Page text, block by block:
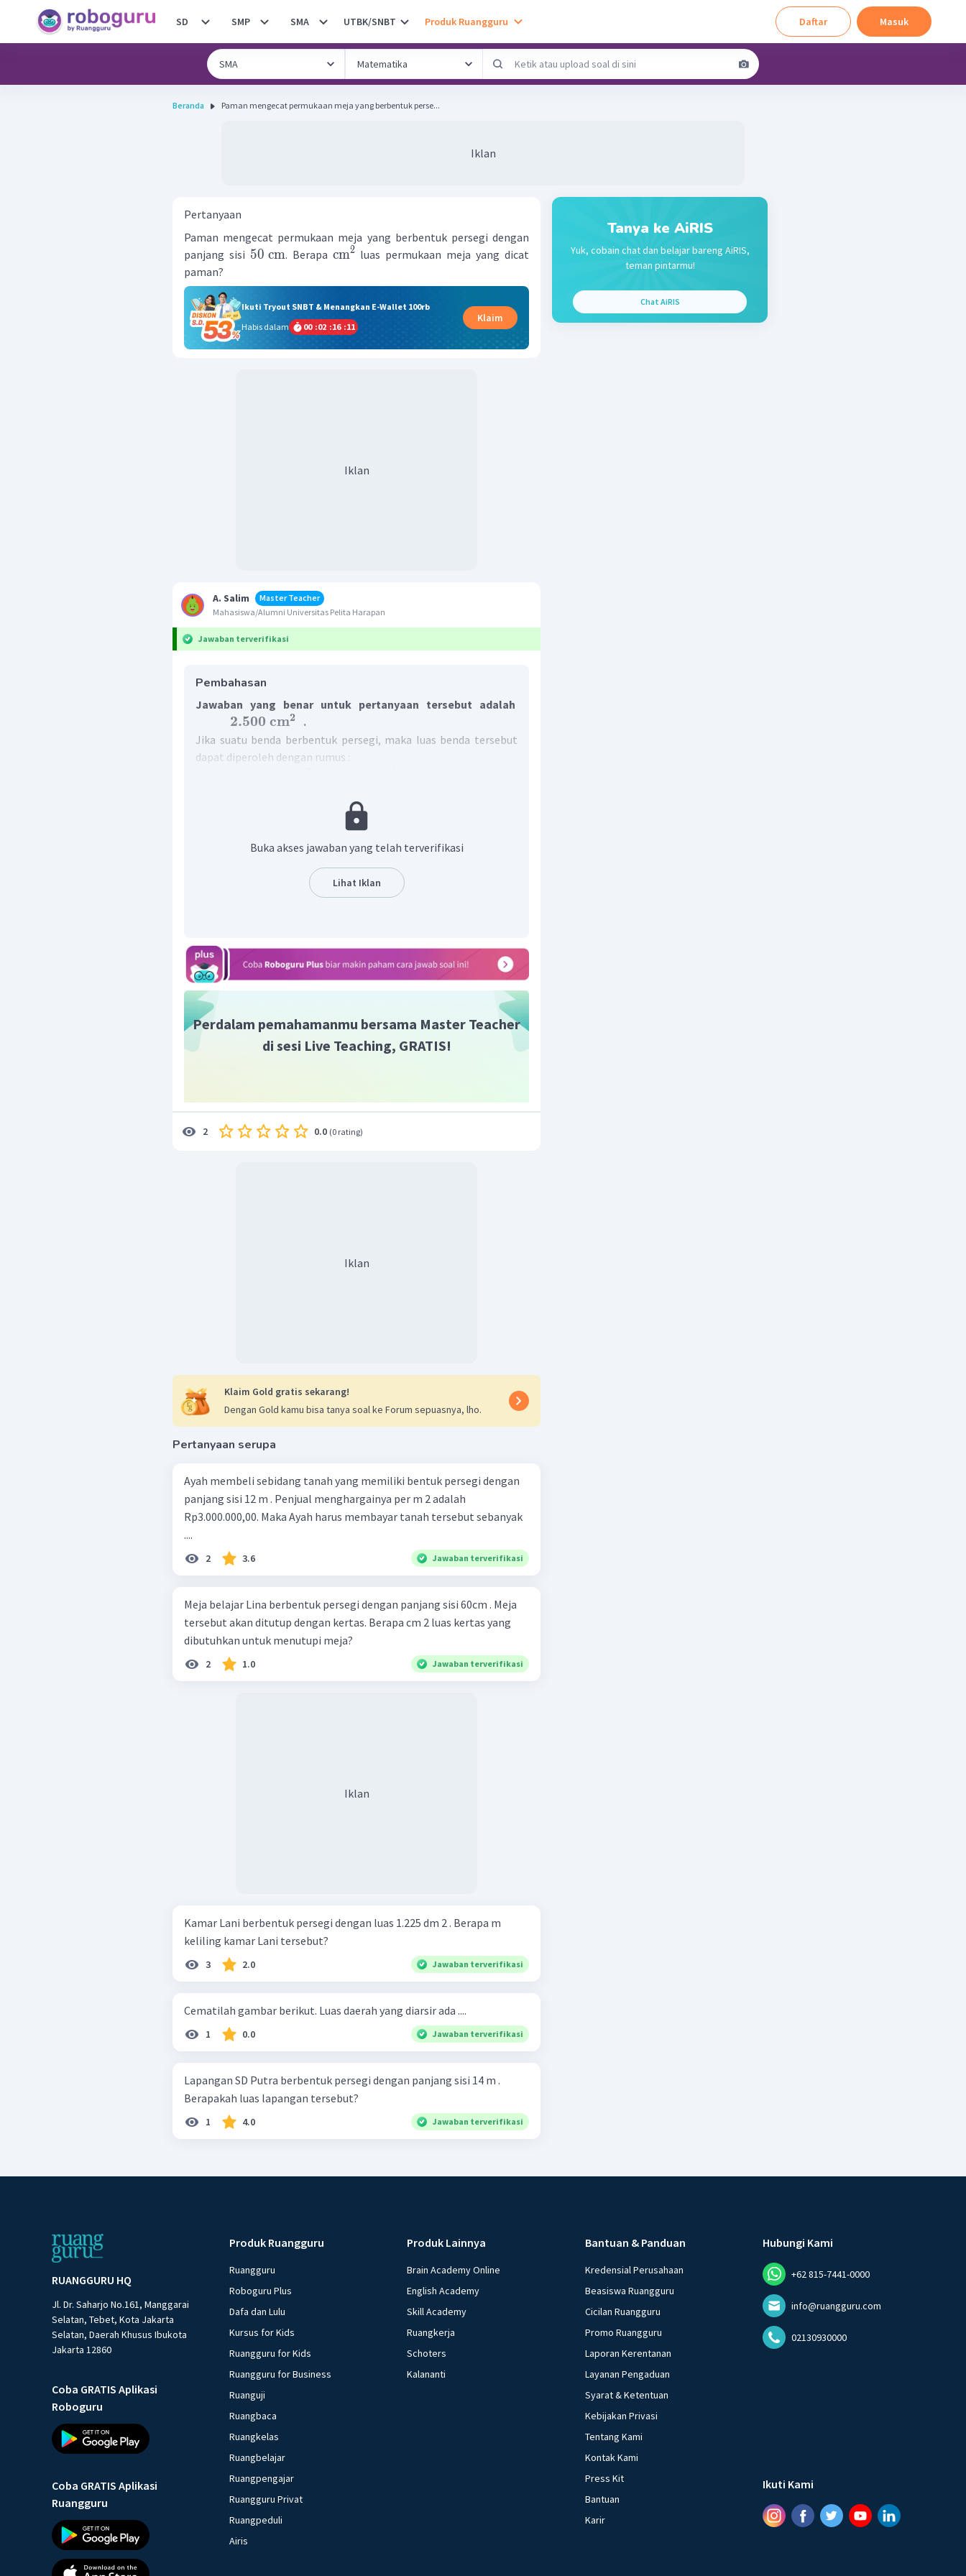
SD SMP SMA UTBK/SNBT Produk Ruangguru Daftar Masuk
Beranda Paman mengecat permukaan meja yang berbentuk perse...
Iklan
Pertanyaan
Paman mengecat permukaan meja yang berbentuk persegi dengan
panjang sisi 50 cm. Berapa cm2 luas permukaan meja yang dicat
paman?
Ikuti Tryout SNBT & Menangkan E-Wallet 100rb
Habis dalam
00 :02 :16 :10
Klaim
Iklan
A. Salim
Master Teacher
Mahasiswa/Alumni Universitas Pelita Harapan
Jawaban terverifikasi
Pembahasan
Jawaban yang benar untuk pertanyaan tersebut adalah
2.500 cm2
.
Jika suatu benda berbentuk persegi, maka luas benda tersebut
dapat diperoleh dengan rumus :
berbentuk persegi dengan ukuran :
sisi
Diperoleh luas permukaan meja tersebut, yaitu :
Luas
=
50
2.500
cm
Jadi, luas permukaan meja yang dicat adalah
Buka akses jawaban yang telah terverifikasi
Lihat Iklan
Perdalam pemahamanmu bersama Master Teacher
di sesi Live Teaching, GRATIS!
2 0.0 (0 rating)
Iklan
Klaim Gold gratis sekarang!
Dengan Gold kamu bisa tanya soal ke Forum sepuasnya, lho.
Pertanyaan serupa
Ayah membeli sebidang tanah yang memiliki bentuk persegi dengan
panjang sisi 12 m . Penjual menghargainya per m 2 adalah
Rp3.000.000,00. Maka Ayah harus membayar tanah tersebut sebanyak
....
2 3.6 Jawaban terverifikasi
Meja belajar Lina berbentuk persegi dengan panjang sisi 60cm . Meja
tersebut akan ditutup dengan kertas. Berapa cm 2 luas kertas yang
dibutuhkan untuk menutupi meja?
2 1.0 Jawaban terverifikasi
Iklan
Kamar Lani berbentuk persegi dengan luas 1.225 dm 2 . Berapa m
keliling kamar Lani tersebut?
3 2.0 Jawaban terverifikasi
Cematilah gambar berikut. Luas daerah yang diarsir ada ....
1 0.0 Jawaban terverifikasi
Lapangan SD Putra berbentuk persegi dengan panjang sisi 14 m .
Berapakah luas lapangan tersebut?
1 4.0 Jawaban terverifikasi
Tanya ke AiRIS
Yuk, cobain chat dan belajar bareng AiRIS,
teman pintarmu!
Chat AiRIS
RUANGGURU HQ
Jl. Dr. Saharjo No.161, Manggarai
Selatan, Tebet, Kota Jakarta
Selatan, Daerah Khusus Ibukota
Jakarta 12860
Coba GRATIS Aplikasi
Roboguru
Coba GRATIS Aplikasi
Ruangguru
Produk Ruangguru
Ruangguru
Roboguru Plus
Dafa dan Lulu
Kursus for Kids
Ruangguru for Kids
Ruangguru for Business
Ruanguji
Ruangbaca
Ruangkelas
Ruangbelajar
Ruangpengajar
Ruangguru Privat
Ruangpeduli
Airis
Produk Lainnya
Brain Academy Online
English Academy
Skill Academy
Ruangkerja
Schoters
Kalananti
Bantuan & Panduan
Kredensial Perusahaan
Beasiswa Ruangguru
Cicilan Ruangguru
Promo Ruangguru
Laporan Kerentanan
Layanan Pengaduan
Syarat & Ketentuan
Kebijakan Privasi
Tentang Kami
Kontak Kami
Press Kit
Bantuan
Karir
Hubungi Kami
+62 815-7441-0000
info@ruangguru.com
02130930000
Ikuti Kami